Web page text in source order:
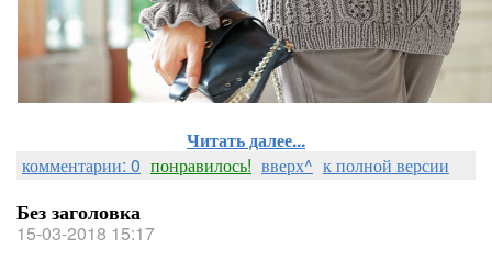
Читать далее...
комментарии: 0 понравилось! вверх^ к полной версии
Без заголовка
15-03-2018 15:17